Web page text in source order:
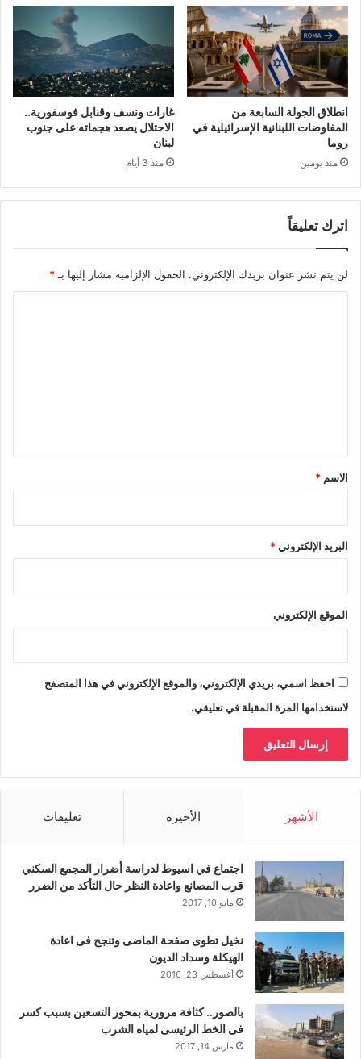
انطلاق الجولة السابعة من
المفاوضات اللبنانية الإسرائيلية في
روما
منذ يومين
غارات ونسف وقنابل فوسفورية..
الاحتلال يصعد هجماته على جنوب
لبنان
منذ 3 أيام
اترك تعليقاً
لن يتم نشر عنوان بريدك الإلكتروني. الحقول الإلزامية مشار إليها بـ *
*
الاسم *
البريد الإلكتروني*
الموقع الإلكتروني
احفظ اسمي، بريدي الإلكتروني، والموقع الإلكتروني في هذا المتصفح
لاستخدامها المرة المقبلة في تعليقي.
الأشهر الأخيرة تعليقات
اجتماع في اسيوط لدراسة أضرار المجمع السكني
قرب المصانع واعادة النظر حال التأكد من الضرر
مايو 10, 2017
نخيل تطوى صفحة الماضى وتنجح فى اعادة
الهيكلة وسداد الديون
أغسطس 23, 2016
بالصور.. كثافة مرورية بمحور التسعين بسبب كسر
فى الخط الرئيسى لمياه الشرب
مارس 14, 2017